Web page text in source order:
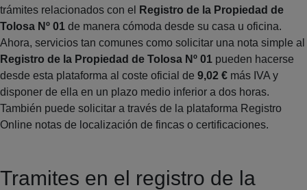
trámites relacionados con el
Registro de la Propiedad de
Tolosa Nº 01 de manera cómoda desde su casa u oficina.
Ahora, servicios tan comunes como solicitar una nota simple al
Registro de la Propiedad de Tolosa Nº 01 pueden hacerse
desde esta plataforma al coste oficial de 9,02 € más IVA y
disponer de ella en un plazo medio inferior a dos horas.
También puede solicitar a través de la plataforma Registro
Online notas de localización de fincas o certificaciones.
Tramites en el registro de la